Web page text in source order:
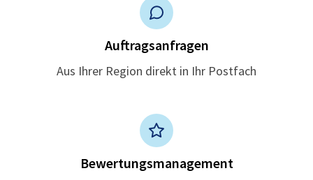
Auftragsanfragen
Aus Ihrer Region direkt in Ihr Postfach
Bewertungsmanagement